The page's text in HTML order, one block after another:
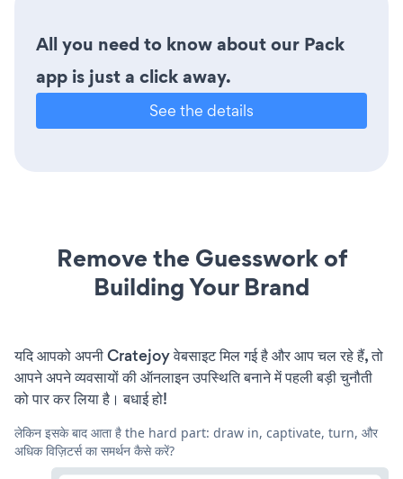
All you need to know about our Pack
app is just a click away.
See the details
Remove the Guesswork of
Building Your Brand
यदि आपको अपनी Cratejoy वेबसाइट मिल गई है और आप चल रहे हैं, तो
आपने अपने व्यवसायों की ऑनलाइन उपस्थिति बनाने में पहली बड़ी चुनौती
को पार कर लिया है। बधाई हो!
लेकिन इसके बाद आता है the hard part: draw in, captivate, turn, और
अधिक विज़िटर्स का समर्थन कैसे करें?